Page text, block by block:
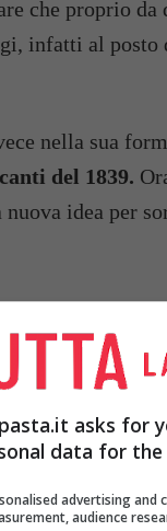
che proprio da
infatti al posto
nella sua
del 1839.
idea per
ha fatto svoltare
e
asks for
data for
advertising
audience